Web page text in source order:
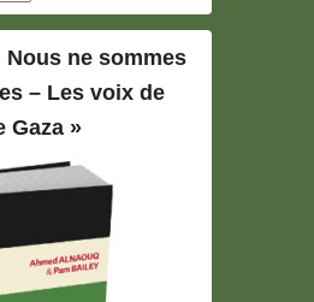
ne sommes
– Les voix de
Gaza »